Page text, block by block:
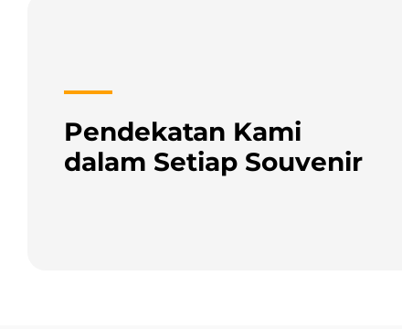
Pendekatan Kami
dalam Setiap Souvenir